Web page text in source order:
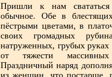
Пришли к нам
обычное. Обе в
пёстрыми цветами, в
своих громадных
натруженных, грубых
от тяжести
Праздничный наряд
из женщин, что постарше,